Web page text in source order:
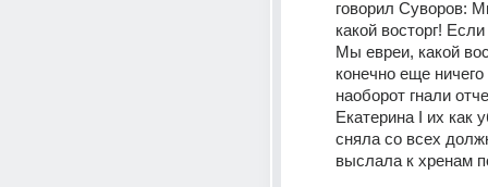
говорил Суворов:
какой восторг!
Мы евреи, какой
конечно еще
наоборот гнали
Екатерина I их как
сняла со всех
выслала к хренам